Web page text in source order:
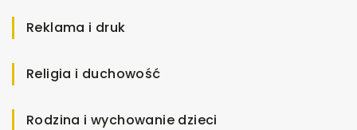
Reklama i druk
Religia i duchowość
Rodzina i wychowanie dzieci